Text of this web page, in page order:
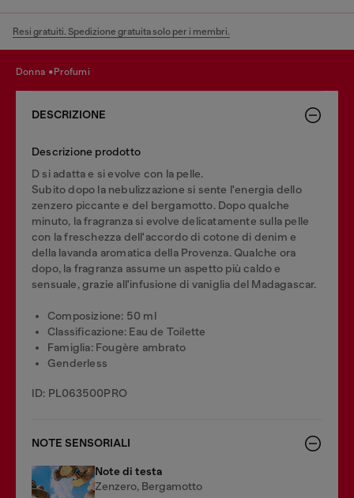
Resi gratuiti. Spedizione gratuita solo per i membri.
donna profumi
DESCRIZIONE
Descrizione prodotto
D si adatta e si evolve con la pelle.
Subito dopo la nebulizzazione si sente l'energia dello
zenzero piccante e del bergamotto. Dopo qualche
minuto, la fragranza si evolve delicatamente sulla pelle
con la freschezza dell'accordo di cotone di denim e
della lavanda aromatica della Provenza. Qualche ora
dopo, la fragranza assume un aspetto più caldo e
sensuale, grazie all'infusione di vaniglia del Madagascar.
Composizione: 50 ml
Classificazione: Eau de Toilette
Famiglia: Fougère ambrato
Genderless
ID: PL063500PRO
NOTE SENSORIALI
Note di testa
Zenzero, Bergamotto